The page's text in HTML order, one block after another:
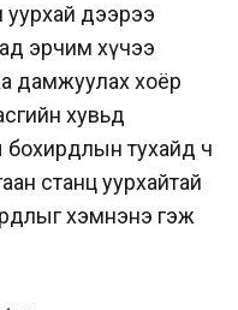
дээрээ
эрчим хүчээ
дамжуулах хоёр
хувьд
бохирдлын тухайд ч
станц уурхайтай
хэмнэнэ гэж